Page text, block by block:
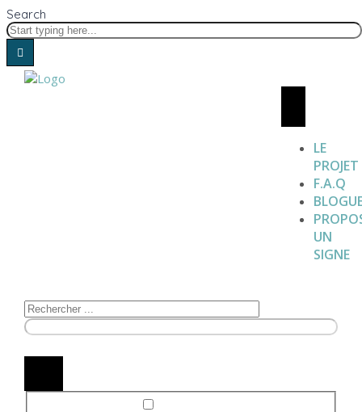
Search
LE
PROJET
F.A.Q
UN
SIGNE